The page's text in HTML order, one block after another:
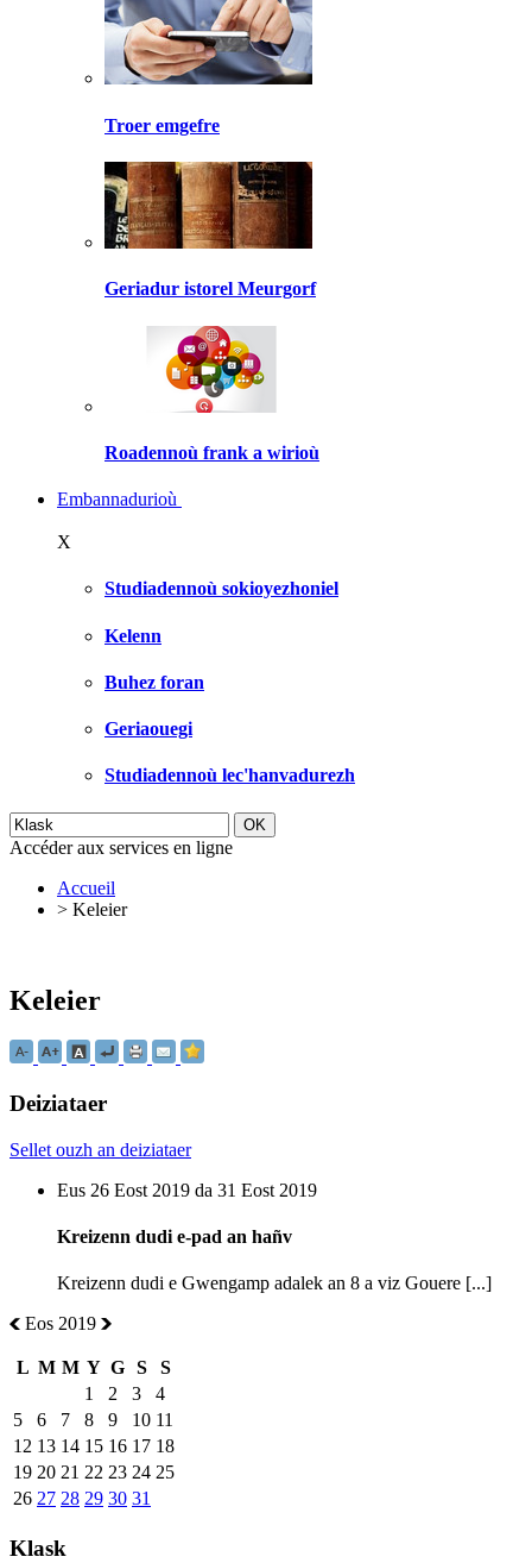
Troer emgefre
Geriadur istorel Meurgorf
Roadennoù frank a wirioù
Embannadurioù
X
Studiadennoù sokioyezhoniel
Kelenn
Buhez foran
Geriaouegi
Studiadennoù lec'hanvadurezh
Accéder aux services en ligne
Accueil
> Keleier
Keleier
Deiziataer
Sellet ouzh an deiziataer
Eus 26 Eost 2019 da 31 Eost 2019
Kreizenn dudi e-pad an hañv
Kreizenn dudi e Gwengamp adalek an 8 a viz Gouere [...]
Eos 2019
L M M Y G S
S
1
2 3
4
5
6 7 8 9 10 11
12 13 14 15 16 17 18
19 20 21 22 23 24 25
26 27 28 29 30 31
Klask